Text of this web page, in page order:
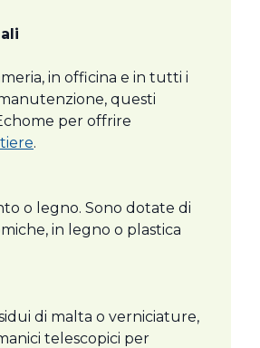
in officina e in tutti i
questi
per offrire
.
o legno. Sono dotate di
in legno o plastica
di malta o verniciature,
telescopici per